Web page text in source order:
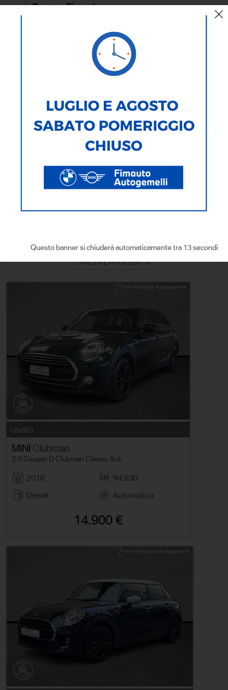
Questo banner si chiuderà automaticamente tra 12 secondi
AUTO
MOTO
TIPOLOGIA MARCA
ALIMENTAZIONE
CARROZZERIA
Ricerca testuale
Ricerca avanzata
SALVA LA RICERCA
usato
MINI Clubman
2.0 Cooper D Clubman Classic Aut.
2018
94.630
Diesel
Automatico
14.900 €